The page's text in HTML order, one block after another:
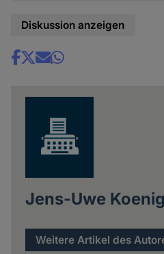
Diskussion anzeigen
Share
Jens-Uwe Koenig
Weitere Artikel des